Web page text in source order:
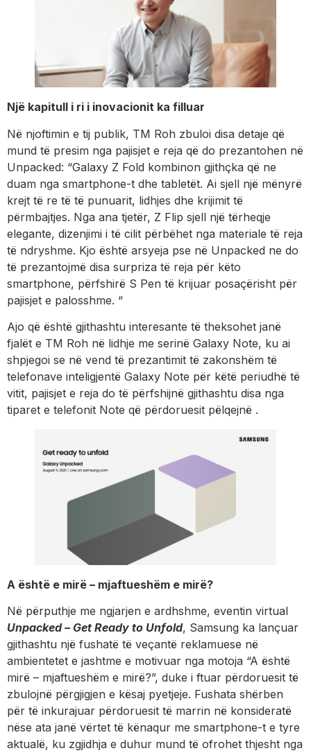
Një kapitull i ri i inovacionit ka filluar
Në njoftimin e tij publik, TM Roh zbuloi disa detaje që
mund të presim nga pajisjet e reja që do prezantohen në
Unpacked: “Galaxy Z Fold kombinon gjithçka që ne
duam nga smartphone-t dhe tabletët. Ai sjell një mënyrë
krejt të re të të punuarit, lidhjes dhe krijimit të
përmbajtjes. Nga ana tjetër, Z Flip sjell një tërheqje
elegante, dizenjimi i të cilit përbëhet nga materiale të reja
të ndryshme. Kjo është arsyeja pse në Unpacked ne do
të prezantojmë disa surpriza të reja për këto
smartphone, përfshirë S Pen të krijuar posaçërisht për
pajisjet e palosshme. “
Ajo që është gjithashtu interesante të theksohet janë
fjalët e TM Roh në lidhje me serinë Galaxy Note, ku ai
shpjegoi se në vend të prezantimit të zakonshëm të
telefonave inteligjentë Galaxy Note për këtë periudhë të
vitit, pajisjet e reja do të përfshijnë gjithashtu disa nga
tiparet e telefonit Note që përdoruesit pëlqejnë .
A është e mirë – mjaftueshëm e mirë?
Në përputhje me ngjarjen e ardhshme, eventin virtual
Unpacked – Get Ready to Unfold, Samsung ka lançuar
gjithashtu një fushatë të veçantë reklamuese në
ambientetet e jashtme e motivuar nga motoja “A është
mirë – mjaftueshëm e mirë?”, duke i ftuar përdoruesit të
zbulojnë përgjigjen e kësaj pyetjeje. Fushata shërben
për të inkurajuar përdoruesit të marrin në konsideratë
nëse ata janë vërtet të kënaqur me smartphone-t e tyre
aktualë, ku zgjidhja e duhur mund të ofrohet thjesht nga